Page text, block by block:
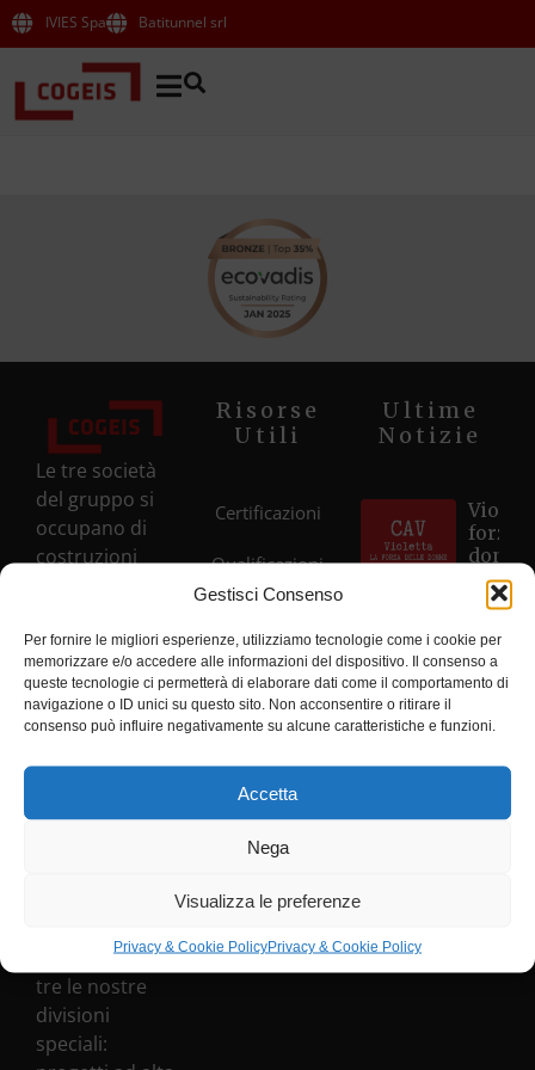
Gestisci Consenso
Per fornire le migliori esperienze, utilizziamo tecnologie come i cookie per
memorizzare e/o accedere alle informazioni del dispositivo. Il consenso a
queste tecnologie ci permetterà di elaborare dati come il comportamento di
navigazione o ID unici su questo sito. Non acconsentire o ritirare il
consenso può influire negativamente su alcune caratteristiche e funzioni.
Accetta
Nega
Visualizza le preferenze
Privacy & Cookie PolicyPrivacy & Cookie Policy
IVIES Spa Batitunnel srl
Le tre società
del gruppo si
occupano di
costruzioni
del settore
edile, ma da
sempre ci
impegniamo
e
Ad oggi sono
tre le nostre
divisioni
speciali:
Risorse
Utili
Certificazioni
Qualificazioni
SOA
Etica &
Conformità
Privacy
Policy
Ultime
Notizie
forza
donne
23°
della
Al via i
con la